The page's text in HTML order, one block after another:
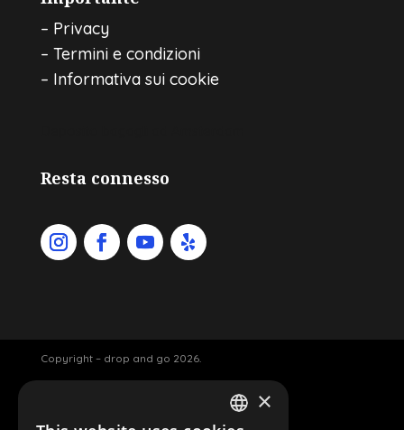
– Privacy
– Termini e condizioni
– Informativa sui cookie
Resta connesso
Copyright – drop and go 2026.
Luggage storage Amsterdam
×